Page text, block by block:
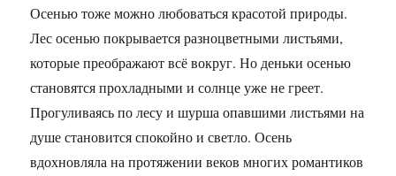
Осенью тоже можно любоваться красотой природы.
Лес осенью покрывается разноцветными листьями,
которые преображают всё вокруг. Но деньки осенью
становятся прохладными и солнце уже не греет.
Прогуливаясь по лесу и шурша опавшими листьями на
душе становится спокойно и светло. Осень
вдохновляла на протяжении веков многих романтиков